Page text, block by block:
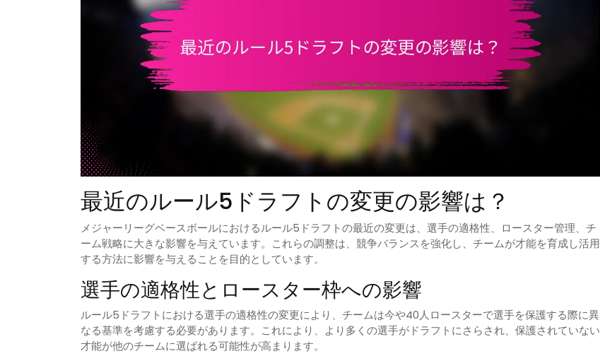
最近のルール5ドラフトの変更の影響は？
メジャーリーグベースボールにおけるルール5ドラフトの最近の変更は、選手の適格性、ロースター管理、チ
ーム戦略に大きな影響を与えています。これらの調整は、競争バランスを強化し、チームが才能を育成し活用
する方法に影響を与えることを目的としています。
選手の適格性とロースター枠への影響
ルール5ドラフトにおける選手の適格性の変更により、チームは今や40人ロースターで選手を保護する際に異
なる基準を考慮する必要があります。これにより、より多くの選手がドラフトにさらされ、保護されていない
才能が他のチームに選ばれる可能性が高まります。